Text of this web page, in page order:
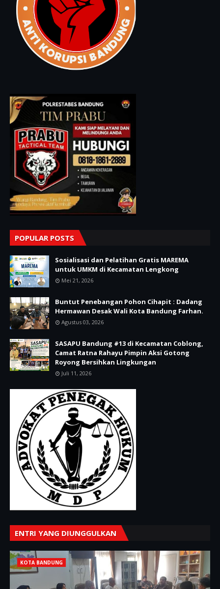
POPULAR POSTS
Sosialisasi dan Pelatihan Gratis MAREMA
untuk UMKM di Kecamatan Lengkong
Mei 21, 2026
Buntut Penebangan Pohon Cihapit : Dadang
Hermawan Desak Wali Kota Bandung Farhan.
Agustus 03, 2026
SASAPU Bandung #13 di Kecamatan Coblong,
Camat Ratna Rahayu Pimpin Aksi Gotong
Royong Bersihkan Lingkungan
Juli 11, 2026
ENTRI YANG DIUNGGULKAN
KOTA BANDUNG